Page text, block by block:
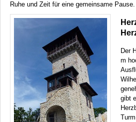
Ruhe und Zeit für eine gemeinsame Pause.
Der
m
gibt